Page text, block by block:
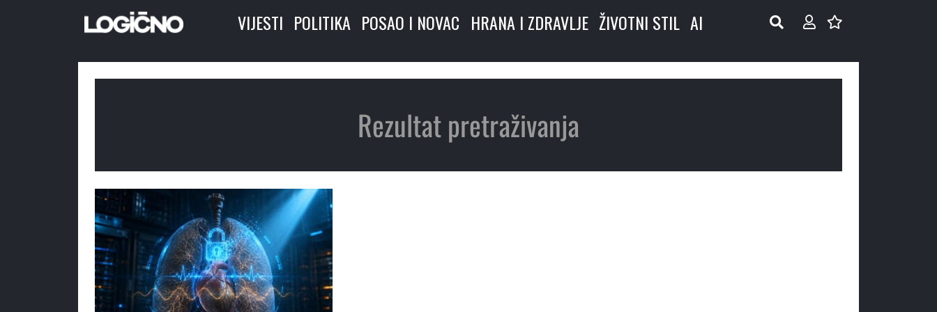
VIJESTI POLITIKA POSAO I NOVAC HRANA I ZDRAVLJE ŽIVOTNI STIL AI
Rezultat pretraživanja